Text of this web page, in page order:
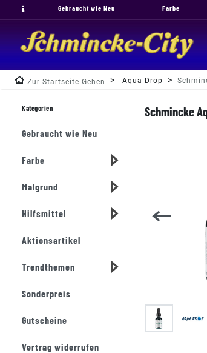
Gebraucht wie Neu Farbe
Zur Startseite Gehen Aqua Drop
Schmincke
Kategorien
Gebraucht wie Neu
Farbe
Malgrund
Hilfsmittel
Aktionsartikel
Trendthemen
Sonderpreis
Gutscheine
Vertrag widerrufen